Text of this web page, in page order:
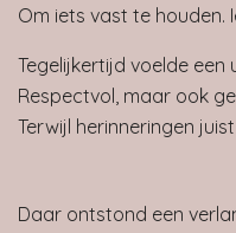
Om iets vast te
Tegelijkertijd voelde
Respectvol, maar ook
Terwijl herinneringen
Daar ontstond een